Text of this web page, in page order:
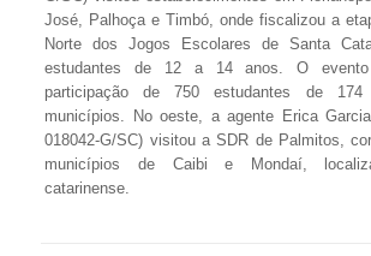
José, Palhoça e Timbó, onde fiscalizou a
Norte dos Jogos Escolares de Santa
estudantes de 12 a 14 anos. O
participação de 750 estudantes de
municípios. No oeste, a agente Erica
018042-G/SC) visitou a SDR de Palmitos,
municípios de Caibi e Mondaí,
catarinense.